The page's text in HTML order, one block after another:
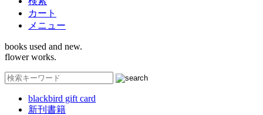
カート
メニュー
books used and new.
flower works.
blackbird gift card
新刊書籍